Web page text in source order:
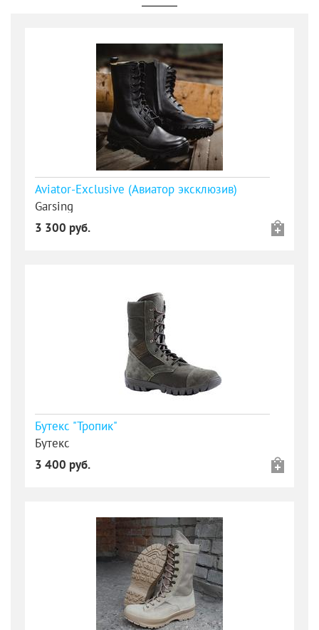
Aviator-Exclusive (Авиатор эксклюзив)
Garsing
3 300 руб.
Бутекс "Тропик"
Бутекс
3 400 руб.